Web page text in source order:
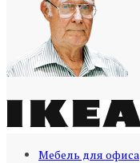
Мебель для офиса